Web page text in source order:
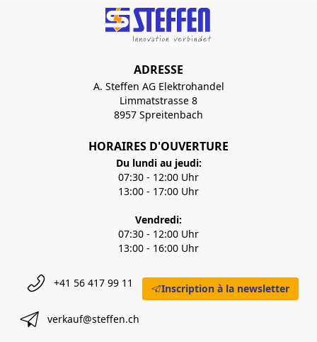
ADRESSE
A. Steffen AG Elektrohandel
Limmatstrasse 8
8957 Spreitenbach
HORAIRES D'OUVERTURE
Du lundi au jeudi:
07:30 - 12:00 Uhr
13:00 - 17:00 Uhr
Vendredi:
07:30 - 12:00 Uhr
13:00 - 16:00 Uhr
+41 56 417 99 11
verkauf@steffen.ch
Inscription à la newsletter